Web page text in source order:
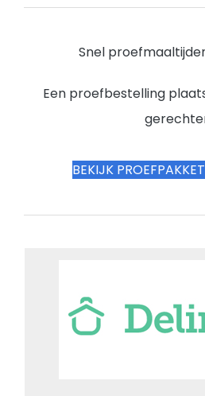
Snel
Een proefbestelling
BEKIJK